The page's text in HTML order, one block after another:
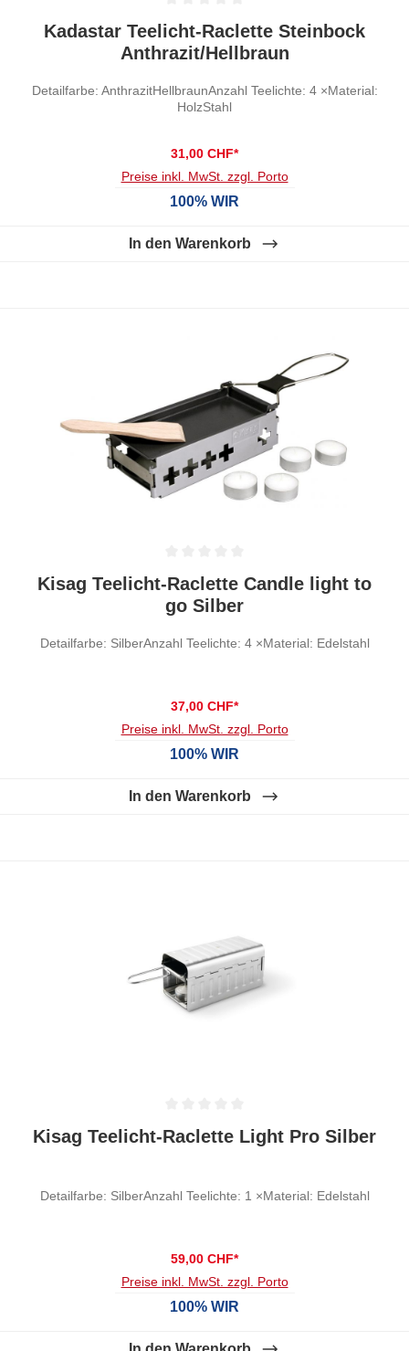
Durchschnittliche Bewertung von 0 von 5 Sternen
Kadastar Teelicht-Raclette Steinbock
Anthrazit/Hellbraun
Detailfarbe: AnthrazitHellbraunAnzahl Teelichte: 4 ×Material:
HolzStahl
31,00 CHF*
Preise inkl. MwSt. zzgl. Porto
100% WIR
In den Warenkorb
Durchschnittliche Bewertung von 0 von 5 Sternen
Kisag Teelicht-Raclette Candle light to
go Silber
Detailfarbe: SilberAnzahl Teelichte: 4 ×Material: Edelstahl
37,00 CHF*
Preise inkl. MwSt. zzgl. Porto
100% WIR
In den Warenkorb
Durchschnittliche Bewertung von 0 von 5 Sternen
Kisag Teelicht-Raclette Light Pro Silber
Detailfarbe: SilberAnzahl Teelichte: 1 ×Material: Edelstahl
59,00 CHF*
Preise inkl. MwSt. zzgl. Porto
100% WIR